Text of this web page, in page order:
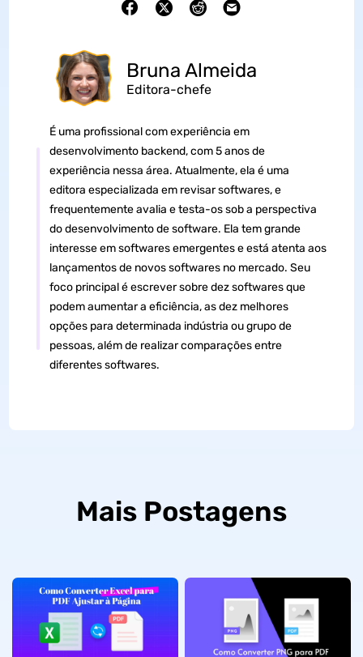
Bruna Almeida
Editora-chefe
É uma profissional com experiência em
desenvolvimento backend, com 5 anos de
experiência nessa área. Atualmente, ela é uma
editora especializada em revisar softwares, e
frequentemente avalia e testa-os sob a perspectiva
do desenvolvimento de software. Ela tem grande
interesse em softwares emergentes e está atenta aos
lançamentos de novos softwares no mercado. Seu
foco principal é escrever sobre dez softwares que
podem aumentar a eficiência, as dez melhores
opções para determinada indústria ou grupo de
pessoas, além de realizar comparações entre
diferentes softwares.
Mais Postagens